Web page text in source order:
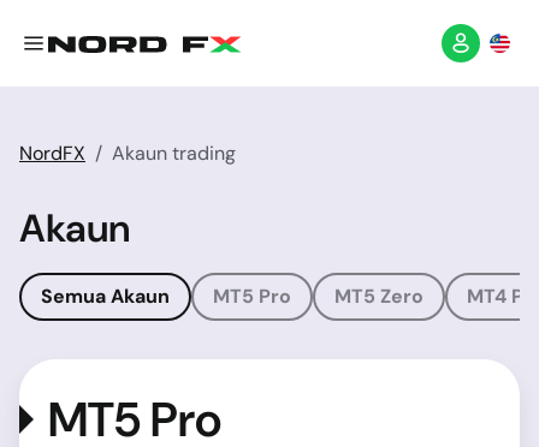
NordFX Akaun trading
Akaun
Semua Akaun MT5 Pro MT5 Zero MT4
MT5 Pro